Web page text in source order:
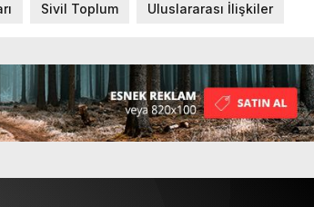
Sivil Toplum Uluslararası İlişkiler